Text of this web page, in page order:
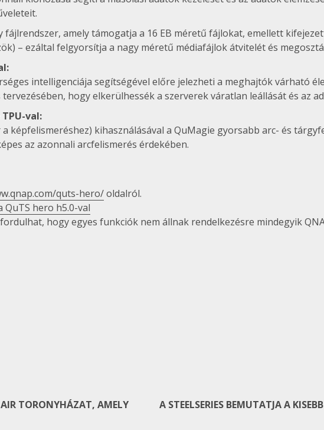
fájlrendszer, amely támogatja a 16 EB méretű fájlokat, emellett
– ezáltal felgyorsítja a nagy méretű médiafájlok átvitelét és
intelligenciája segítségével előre jelezheti a meghajtók várható
hogy elkerülhessék a szerverek váratlan leállását és az
val:
a képfelismeréshez) kihasználásával a QuMagie gyorsabb arc- és
az azonnali arcfelismerés érdekében.
quts-hero/oldalról.
hero h5.0-val
hogy egyes funkciók nem állnak rendelkezésre mindegyik
TORONYHÁZAT, AMELY
A STEELSERIES BEMUTATJA A